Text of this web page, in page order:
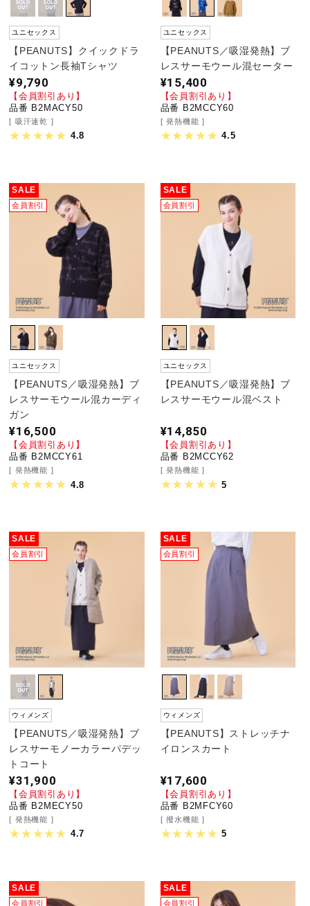
ユニセックス
【PEANUTS】クイックドラ
イコットン長袖Tシャツ
¥9,790
【会員割引あり】
品番 B2MACY50
吸汗速乾
4.8
ユニセックス
【PEANUTS／吸湿発熱】ブ
レスサーモウール混セーター
¥15,400
【会員割引あり】
品番 B2MCCY60
発熱機能
4.5
SALE
会員割引
ユニセックス
【PEANUTS／吸湿発熱】ブ
レスサーモウール混カーディ
ガン
¥16,500
【会員割引あり】
品番 B2MCCY61
発熱機能
4.8
SALE
会員割引
ユニセックス
【PEANUTS／吸湿発熱】ブ
レスサーモウール混ベスト
¥14,850
【会員割引あり】
品番 B2MCCY62
発熱機能
5
SALE
会員割引
ウィメンズ
【PEANUTS／吸湿発熱】ブ
レスサーモノーカラーパデッ
トコート
¥31,900
【会員割引あり】
品番 B2MECY50
発熱機能
4.7
SALE
会員割引
ウィメンズ
【PEANUTS】ストレッチナ
イロンスカート
¥17,600
【会員割引あり】
品番 B2MFCY60
撥水機能
5
SALE
会員割引
SALE
会員割引